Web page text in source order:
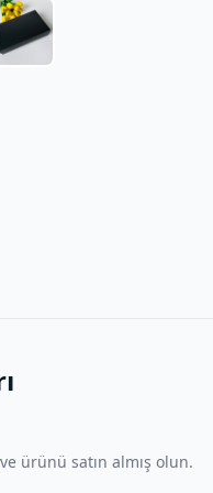
ve ürünü satın almış olun.